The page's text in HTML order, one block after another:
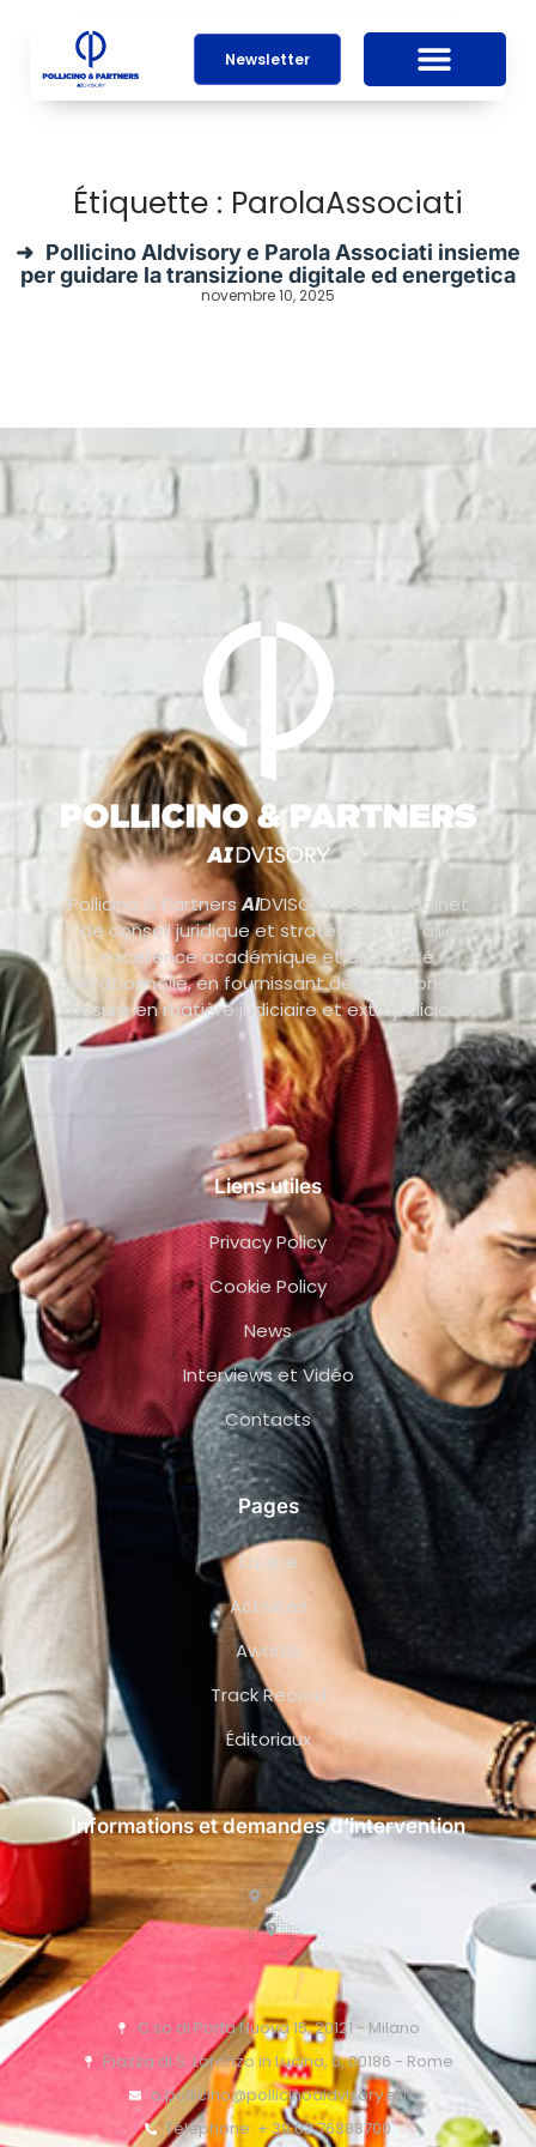
Newsletter
Étiquette : ParolaAssociati
Pollicino AIdvisory e Parola Associati insieme
per guidare la transizione digitale ed energetica
novembre 10, 2025
Pollicino & PartnersAIDVISORY est un cabinet
de conseil juridique et stratégique qui allie
excellence académique et efficacité
opérationnelle, en fournissant des solutions sur
mesure en matière judiciaire et extrajudiciaire.
Liens utiles
Privacy Policy
Cookie Policy
News
Interviews et Vidéo
Contacts
Pages
Équipe
Activités
Awards
Track Record
Éditoriaux
Informations et demandes d’intervention
C.so di Porta Nuova 15, 20121 - Milano
Piazza di S. Lorenzo in Lucina, 6, 00186 - Rome
o.pollicino@pollicinoaidvisory.eu
Téléphone: + 39 02 76388700